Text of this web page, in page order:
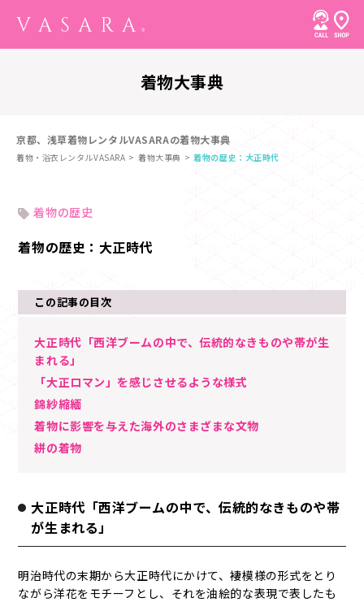
着物大事典
京都、浅草着物レンタルVASARAの着物大事典
着物・浴衣レンタルVASARA 着物大事典 着物の歴史：大正時代
着物の歴史
着物の歴史：大正時代
この記事の目次
大正時代「西洋ブームの中で、伝統的なきものや帯が生
まれる」
「大正ロマン」を感じさせるような様式
錦紗縮緬
着物に影響を与えた海外のさまざまな文物
絣の着物
大正時代「西洋ブームの中で、伝統的なきものや帯
が生まれる」
明治時代の末期から大正時代にかけて、褄模様の形式をとり
ながら洋花をモチーフとし、それを油絵的な表現で表したも